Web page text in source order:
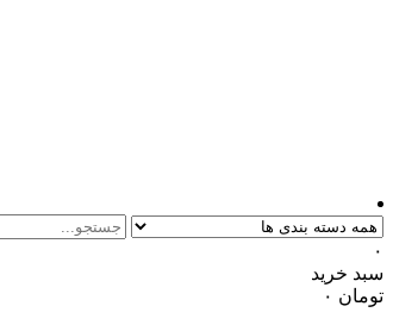
۰
سبد خرید
تومان